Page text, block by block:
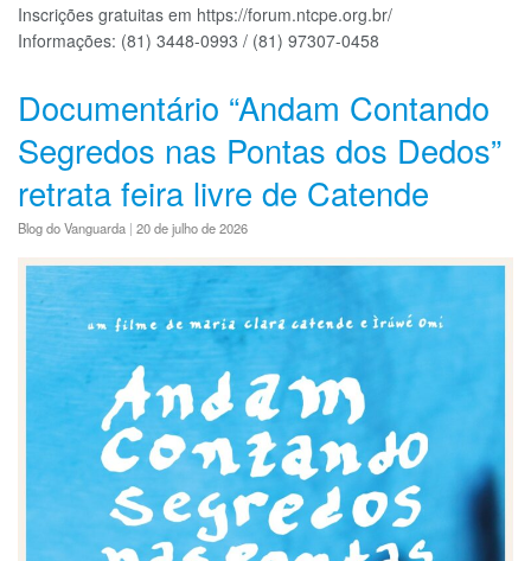
Inscrições gratuitas em https://forum.ntcpe.org.br/
Informações: (81) 3448-0993 / (81) 97307-0458
Documentário “Andam Contando
Segredos nas Pontas dos Dedos”
retrata feira livre de Catende
Blog do Vanguarda | 20 de julho de 2026